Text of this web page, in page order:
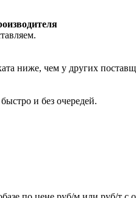
ниже, чем у других
и без очередей.